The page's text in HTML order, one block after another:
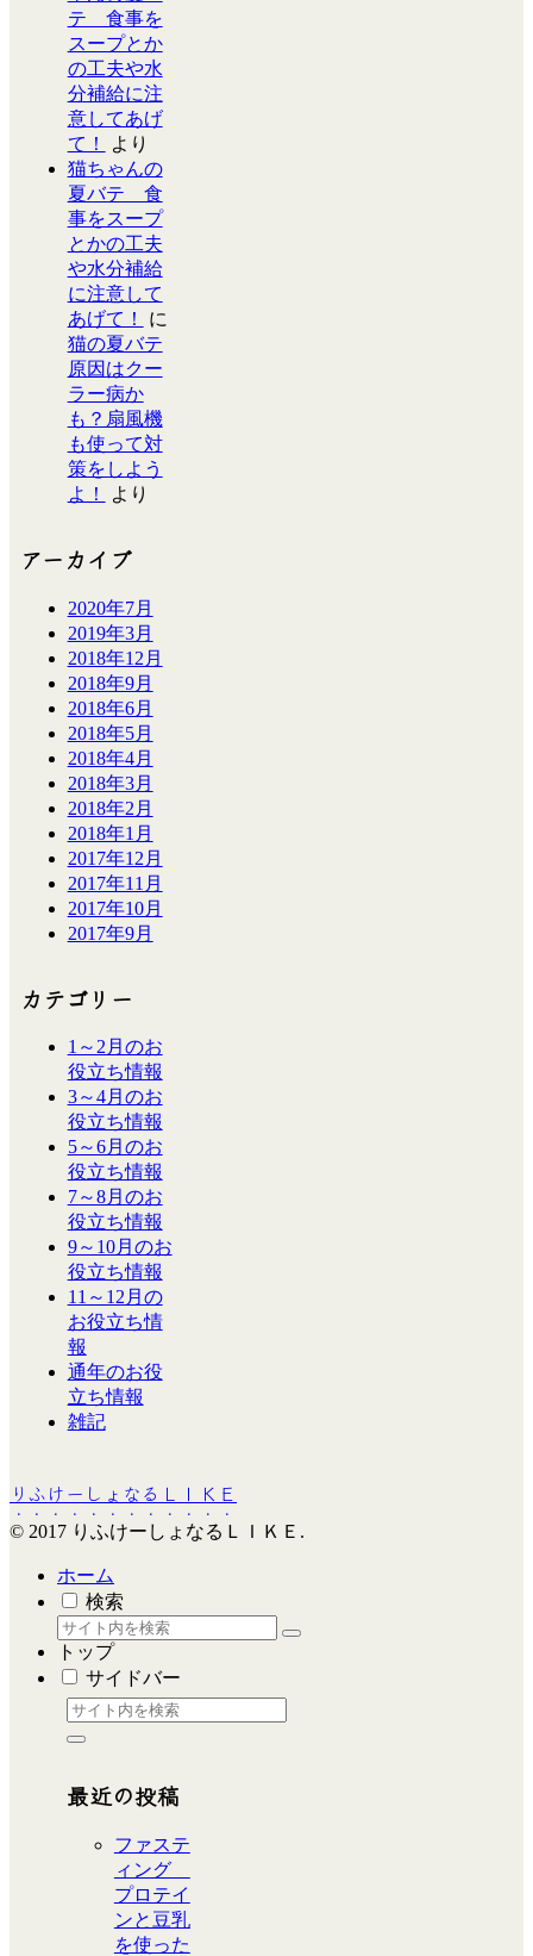
テ 食事を
スープとか
の工夫や水
分補給に注
意してあげ
て！
より
猫ちゃんの
夏バテ 食
事をスープ
とかの工夫
や水分補給
に注意して
あげて！
に
猫の夏バテ
原因はクー
ラー病か
も？扇風機
も使って対
策をしよう
よ！
より
アーカイブ
2020年7月
2019年3月
2018年12月
2018年9月
2018年6月
2018年5月
2018年4月
2018年3月
2018年2月
2018年1月
2017年12月
2017年11月
2017年10月
2017年9月
カテゴリー
1～2月のお
役立ち情報
3～4月のお
役立ち情報
5～6月のお
役立ち情報
7～8月のお
役立ち情報
9～10月のお
役立ち情報
11～12月の
お役立ち情
報
通年のお役
立ち情報
雑記
りふけーしょなるＬＩＫＥ
© 2017 りふけーしょなるＬＩＫＥ.
ホーム
検索
トップ
サイドバー
最近の投稿
ファステ
ィング
プロテイ
ンと豆乳
を使った